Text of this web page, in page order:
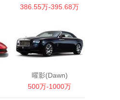
386.55万-395.68万
曜影(Dawn)
500万-1000万